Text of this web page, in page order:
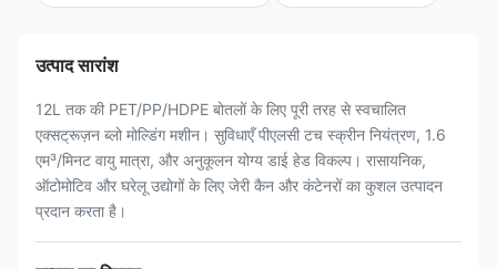
उत्पाद सारांश
12L तक की PET/PP/HDPE बोतलों के लिए पूरी तरह से स्वचालित
एक्सट्रूज़न ब्लो मोल्डिंग मशीन। सुविधाएँ पीएलसी टच स्क्रीन नियंत्रण, 1.6
एम³/मिनट वायु मात्रा, और अनुकूलन योग्य डाई हेड विकल्प। रासायनिक,
ऑटोमोटिव और घरेलू उद्योगों के लिए जेरी कैन और कंटेनरों का कुशल उत्पादन
प्रदान करता है।